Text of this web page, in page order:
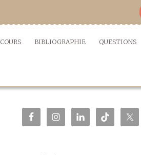
COURS BIBLIOGRAPHIE QUESTIONS